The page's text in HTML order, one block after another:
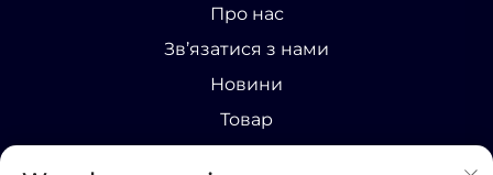
Про нас
Зв’язатися з нами
Новини
Товар